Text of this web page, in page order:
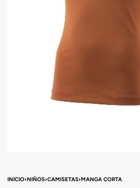
INICIO›NIÑOS›CAMISETAS›MANGA CORTA